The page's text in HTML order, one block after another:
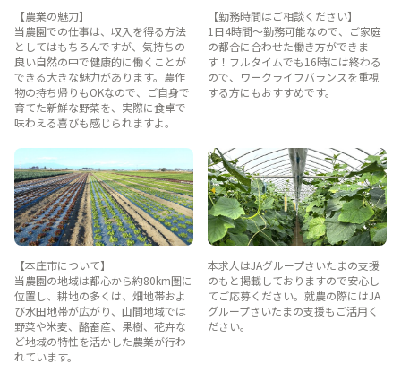
【農業の魅力】
当農園での仕事は、収入を得る方法
としてはもちろんですが、気持ちの
良い自然の中で健康的に働くことが
できる大きな魅力があります。農作
物の持ち帰りもOKなので、ご自身で
育てた新鮮な野菜を、実際に食卓で
味わえる喜びも感じられますよ。
【勤務時間はご相談ください】
1日4時間～勤務可能なので、ご家庭
の都合に合わせた働き方ができま
す！フルタイムでも16時には終わる
ので、ワークライフバランスを重視
する方にもおすすめです。
【本庄市について】
当農園の地域は都心から約80km圏に
位置し、耕地の多くは、畑地帯およ
び水田地帯が広がり、山間地域では
野菜や米麦、酪畜産、果樹、花卉な
ど地域の特性を活かした農業が行わ
れています。
本求人はJAグループさいたまの支援
のもと掲載しておりますので安心し
てご応募ください。就農の際にはJA
グループさいたまの支援もご活用く
ださい。